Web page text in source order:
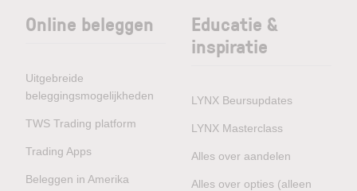
Online beleggen
Uitgebreide
beleggingsmogelijkheden
TWS Trading platform
Trading Apps
Beleggen in Amerika
Educatie &
inspiratie
LYNX Beursupdates
LYNX Masterclass
Alles over aandelen
Alles over opties (alleen